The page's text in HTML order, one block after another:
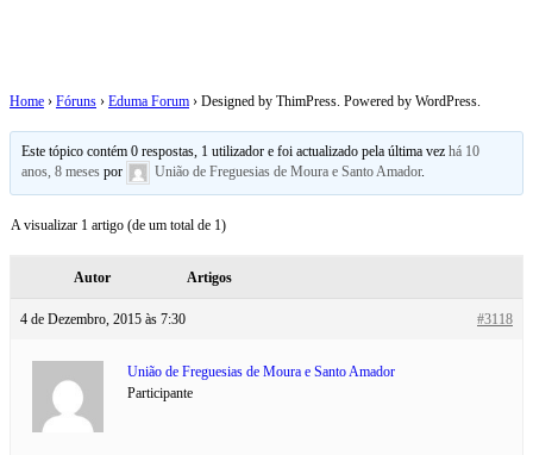
Home › Fóruns › Eduma Forum › Designed by ThimPress. Powered by WordPress.
Este tópico contém 0 respostas, 1 utilizador e foi actualizado pela última vezhá 10
anos, 8 meses por União de Freguesias de Moura e Santo Amador.
A visualizar 1 artigo (de um total de 1)
Autor Artigos
4 de Dezembro, 2015 às 7:30 #3118
União de Freguesias de Moura e Santo Amador
Participante